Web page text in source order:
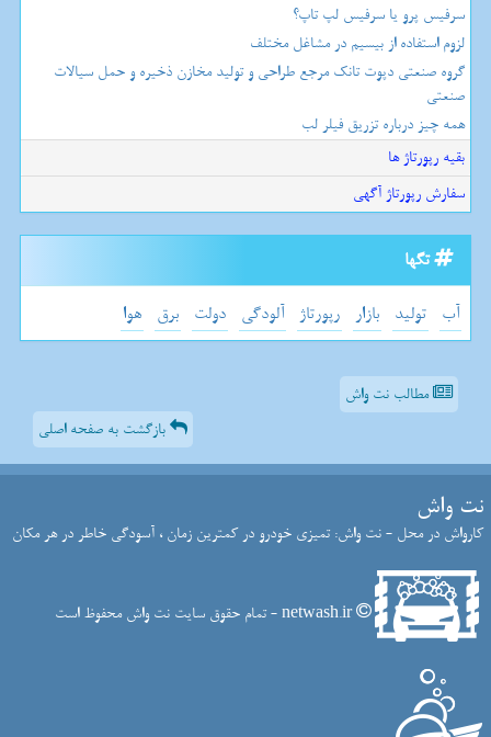
سرفیس پرو یا سرفیس لپ تاپ؟
لزوم استفاده از بیسیم در مشاغل مختلف
گروه صنعتی دپوت تانک مرجع طراحی و تولید مخازن ذخیره و حمل سیالات
صنعتی
همه چیز درباره تزریق فیلر لب
بقیه رپورتاژ ها
سفارش رپورتاژ آگهی
تگها
آب تولید بازار رپورتاژ آلودگی دولت برق هوا
مطالب نت واش
بازگشت به صفحه اصلی
نت واش
کارواش در محل - نت واش: تمیزی خودرو در کمترین زمان ، آسودگی خاطر در هر مکان
netwash.ir - تمام حقوق سایت نت واش محفوظ است